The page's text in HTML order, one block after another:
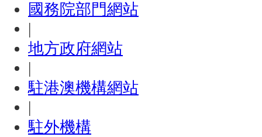
國務院部門網站
|
地方政府網站
|
駐港澳機構網站
|
駐外機構